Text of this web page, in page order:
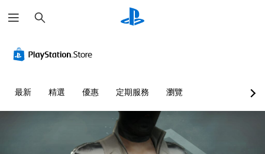
尋
最新 精選 優惠 定期服務 瀏覽